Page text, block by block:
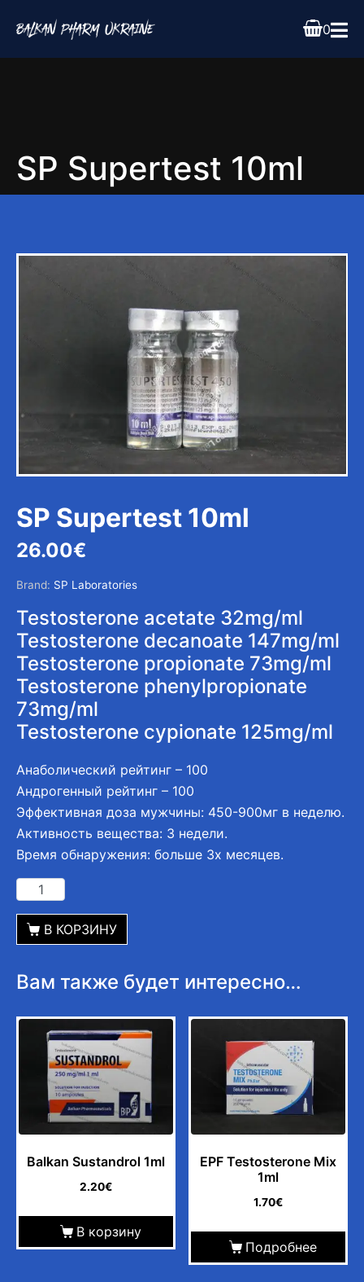
0
SP Supertest 10ml
SP Supertest 10ml
26.00€
Brand: SP Laboratories
Testosterone acetate 32mg/ml
Testosterone decanoate 147mg/ml
Testosterone propionate 73mg/ml
Testosterone phenylpropionate
73mg/ml
Testosterone cypionate 125mg/ml
Анаболический рейтинг – 100
Андрогенный рейтинг – 100
Эффективная доза мужчины: 450-900мг в неделю.
Активность вещества: 3 недели.
Время обнаружения: больше 3х месяцев.
В КОРЗИНУ
Вам также будет интересно…
Balkan Sustandrol 1ml
2.20€
В корзину
EPF Testosterone Mix
1ml
1.70€
Подробнее